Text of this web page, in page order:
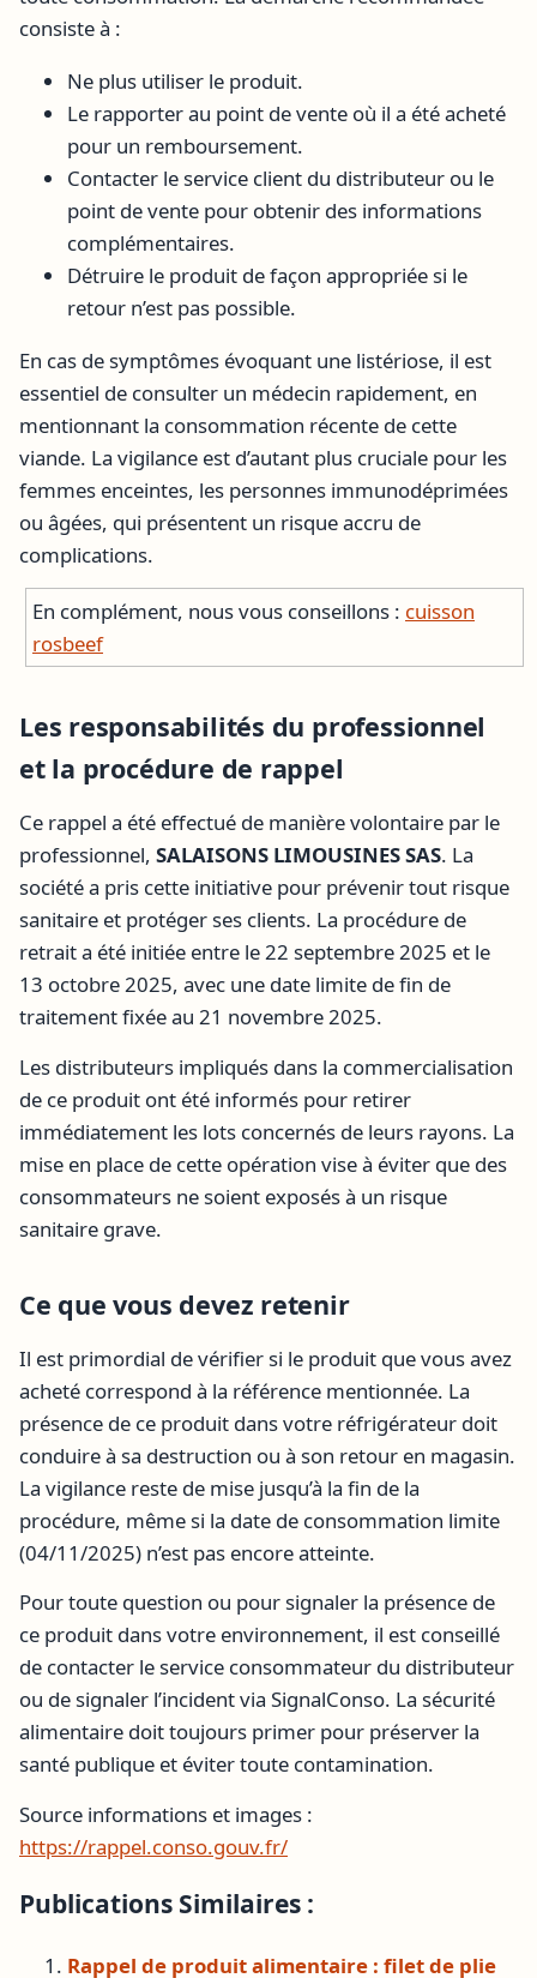
consiste à :
Ne plus utiliser le produit.
Le rapporter au point de vente où il a été acheté
pour un remboursement.
Contacter le service client du distributeur ou le
point de vente pour obtenir des informations
complémentaires.
Détruire le produit de façon appropriée si le
retour n’est pas possible.
En cas de symptômes évoquant une listériose, il est
essentiel de consulter un médecin rapidement, en
mentionnant la consommation récente de cette
viande. La vigilance est d’autant plus cruciale pour les
femmes enceintes, les personnes immunodéprimées
ou âgées, qui présentent un risque accru de
complications.
En complément, nous vous conseillons : cuisson
rosbeef
Les responsabilités du professionnel
et la procédure de rappel
Ce rappel a été effectué de manière volontaire par le
professionnel, SALAISONS LIMOUSINES SAS. La
société a pris cette initiative pour prévenir tout risque
sanitaire et protéger ses clients. La procédure de
retrait a été initiée entre le 22 septembre 2025 et le
13 octobre 2025, avec une date limite de fin de
traitement fixée au 21 novembre 2025.
Les distributeurs impliqués dans la commercialisation
de ce produit ont été informés pour retirer
immédiatement les lots concernés de leurs rayons. La
mise en place de cette opération vise à éviter que des
consommateurs ne soient exposés à un risque
sanitaire grave.
Ce que vous devez retenir
Il est primordial de vérifier si le produit que vous avez
acheté correspond à la référence mentionnée. La
présence de ce produit dans votre réfrigérateur doit
conduire à sa destruction ou à son retour en magasin.
La vigilance reste de mise jusqu’à la fin de la
procédure, même si la date de consommation limite
(04/11/2025) n’est pas encore atteinte.
Pour toute question ou pour signaler la présence de
ce produit dans votre environnement, il est conseillé
de contacter le service consommateur du distributeur
ou de signaler l’incident via SignalConso. La sécurité
alimentaire doit toujours primer pour préserver la
santé publique et éviter toute contamination.
Source informations et images :
https://rappel.conso.gouv.fr/
Publications Similaires :
Rappel de produit alimentaire : filet de plie